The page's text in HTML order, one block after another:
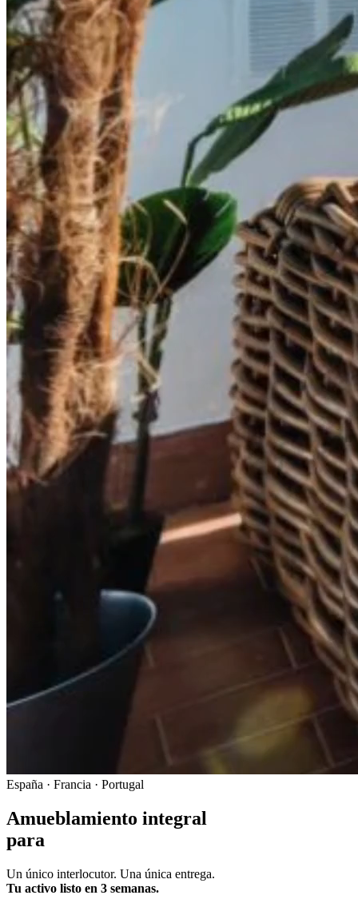
España · Francia · Portugal
Amueblamiento integral
para
Un único interlocutor. Una única entrega.
Tu activo listo en 3 semanas.